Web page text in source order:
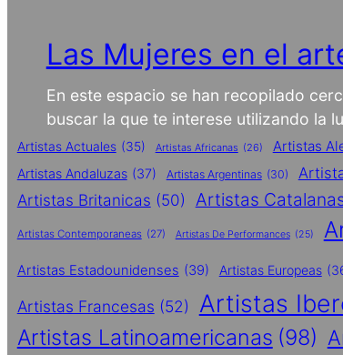
Las Mujeres en el
En este espacio se han recopilado
buscar la que te interese utilizando la
Artistas Actuales (35) Artistas Africanas (26) Artistas
Artistas Andaluzas (37) Artistas Argentinas (30)
Artistas Britanicas (50) Artistas
Artistas Contemporaneas (27) Artistas De Performances (25)
Artistas Estadounidenses (39) Artistas Europeas
Artistas Francesas (52) Artistas
Artistas Latinoamericanas (98)